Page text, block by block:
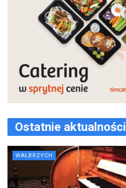
Ostatnie aktualności
WAŁBRZYCH